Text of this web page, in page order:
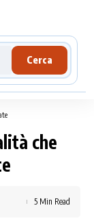
Cerca
che
5 Min Read